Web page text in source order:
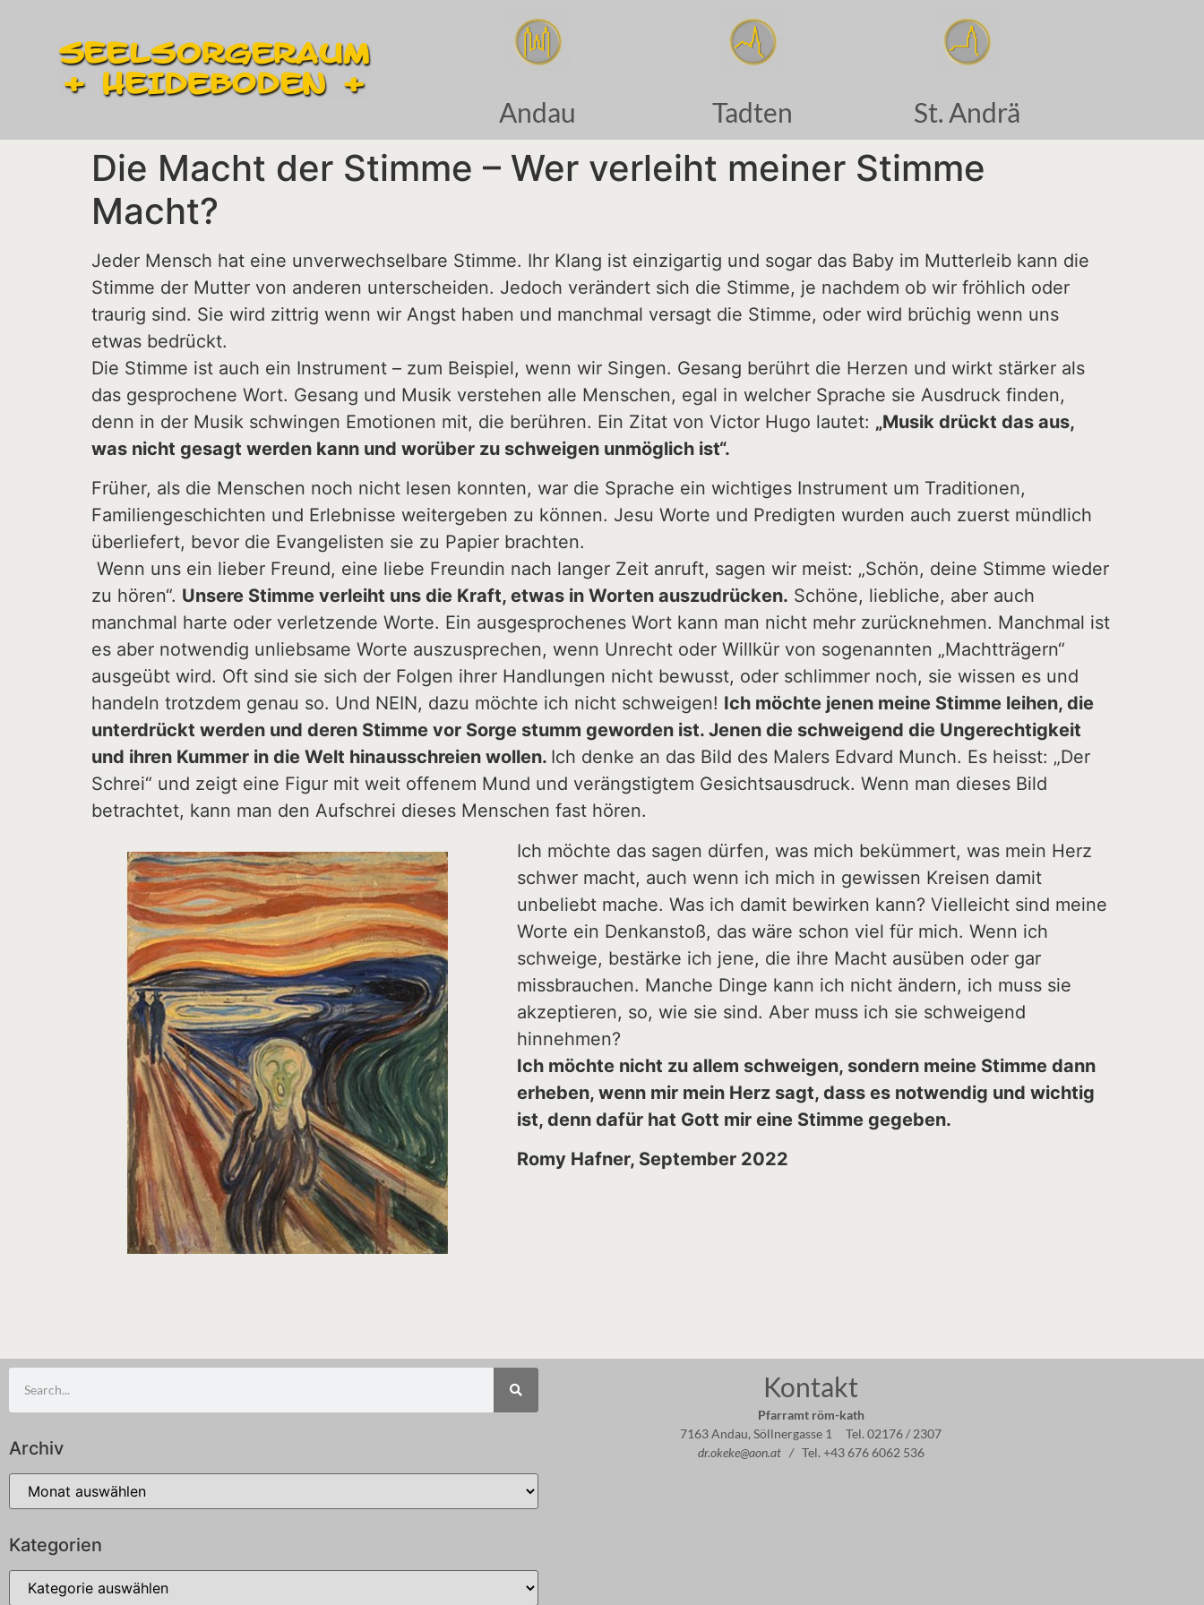
Andau Tadten St. Andrä
Die Macht der Stimme – Wer verleiht meiner Stimme
Macht?
Jeder Mensch hat eine unverwechselbare Stimme. Ihr Klang ist einzigartig und sogar das Baby im Mutterleib kann die
Stimme der Mutter von anderen unterscheiden. Jedoch verändert sich die Stimme, je nachdem ob wir fröhlich oder
traurig sind. Sie wird zittrig wenn wir Angst haben und manchmal versagt die Stimme, oder wird brüchig wenn uns
etwas bedrückt.
Die Stimme ist auch ein Instrument – zum Beispiel, wenn wir Singen. Gesang berührt die Herzen und wirkt stärker als
das gesprochene Wort. Gesang und Musik verstehen alle Menschen, egal in welcher Sprache sie Ausdruck finden,
denn in der Musik schwingen Emotionen mit, die berühren. Ein Zitat von Victor Hugo lautet: „Musik drückt das aus,
was nicht gesagt werden kann und worüber zu schweigen unmöglich ist“.
Früher, als die Menschen noch nicht lesen konnten, war die Sprache ein wichtiges Instrument um Traditionen,
Familiengeschichten und Erlebnisse weitergeben zu können. Jesu Worte und Predigten wurden auch zuerst mündlich
überliefert, bevor die Evangelisten sie zu Papier brachten.
​ Wenn uns ein lieber Freund, eine liebe Freundin nach langer Zeit anruft, sagen wir meist: „Schön, deine Stimme wieder
zu hören“. Unsere Stimme verleiht uns die Kraft, etwas in Worten auszudrücken. Schöne, liebliche, aber auch
manchmal harte oder verletzende Worte. Ein ausgesprochenes Wort kann man nicht mehr zurücknehmen. Manchmal ist
es aber notwendig unliebsame Worte auszusprechen, wenn Unrecht oder Willkür von sogenannten „Machtträgern“
ausgeübt wird. Oft sind sie sich der Folgen ihrer Handlungen nicht bewusst, oder schlimmer noch, sie wissen es und
handeln trotzdem genau so. Und NEIN, dazu möchte ich nicht schweigen! Ich möchte jenen meine Stimme leihen, die
unterdrückt werden und deren Stimme vor Sorge stumm geworden ist. Jenen die schweigend die Ungerechtigkeit
und ihren Kummer in die Welt hinausschreien wollen. Ich denke an das Bild des Malers Edvard Munch. Es heisst: „Der
Schrei“ und zeigt eine Figur mit weit offenem Mund und verängstigtem Gesichtsausdruck. Wenn man dieses Bild
betrachtet, kann man den Aufschrei dieses Menschen fast hören.
Ich möchte das sagen dürfen, was mich bekümmert, was mein Herz
schwer macht, auch wenn ich mich in gewissen Kreisen damit
unbeliebt mache. Was ich damit bewirken kann? Vielleicht sind meine
Worte ein Denkanstoß, das wäre schon viel für mich. Wenn ich
schweige, bestärke ich jene, die ihre Macht ausüben oder gar
missbrauchen. Manche Dinge kann ich nicht ändern, ich muss sie
akzeptieren, so, wie sie sind. Aber muss ich sie schweigend
hinnehmen?
Ich möchte nicht zu allem schweigen, sondern meine Stimme dann
erheben, wenn mir mein Herz sagt, dass es notwendig und wichtig
ist, denn dafür hat Gott mir eine Stimme gegeben.
Romy Hafner, September 2022
Archiv
Kategorien
Kontakt
Pfarramt röm-kath
7163 Andau, Söllnergasse 1 Tel. 02176 / 2307
dr.okeke@aon.at / Tel. +43 676 6062 536